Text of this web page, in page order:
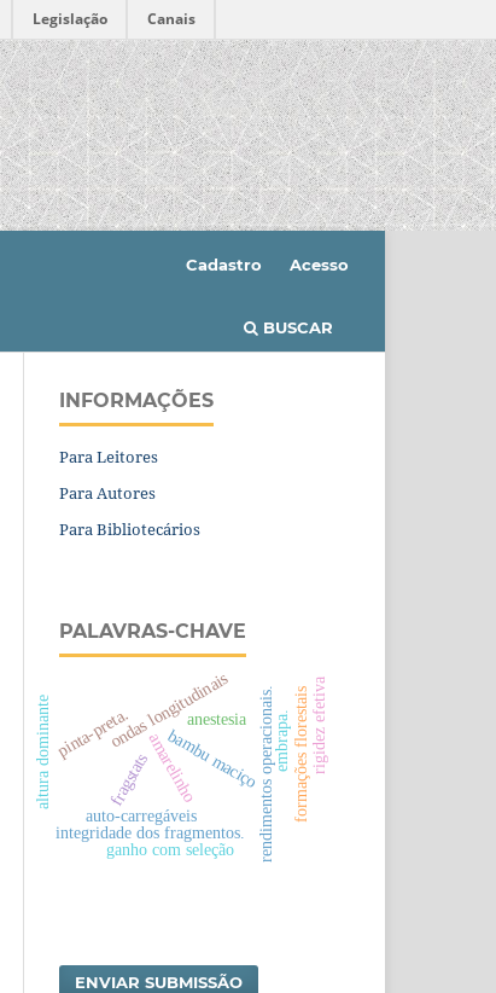
Legislação Canais
BUSCAR
Cadastro Acesso
INFORMAÇÕES
Para Leitores
Para Autores
Para Bibliotecários
PALAVRAS-CHAVE
bambu maciço
auto-carregáveis rendimentos operacionais.
ondas longitudinais
fragstats
integridade dos fragmentos.
anestesia
pinta-preta.
ganho com seleção
amarelinho embrapa.
altura dominante formações florestaisrigidez efetiva
ENVIAR SUBMISSÃO